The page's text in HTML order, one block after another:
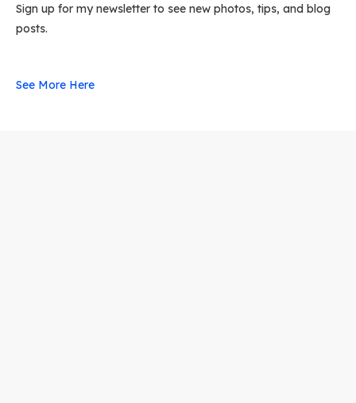
Sign up for my newsletter to see new photos, tips, and blog
posts.
See More Here